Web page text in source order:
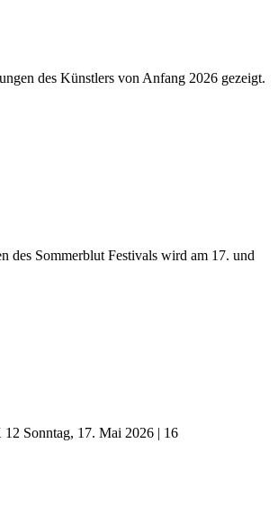
des Künstlers von Anfang 2026 gezeigt.
des Sommerblut Festivals wird am 17. und
Sonntag, 17. Mai 2026 | 16